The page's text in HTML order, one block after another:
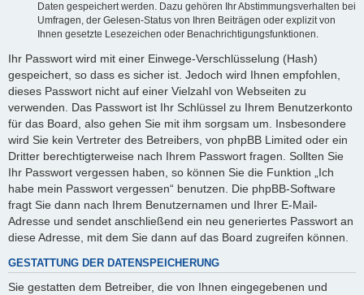
Daten gespeichert werden. Dazu gehören Ihr Abstimmungsverhalten bei
Umfragen, der Gelesen-Status von Ihren Beiträgen oder explizit von
Ihnen gesetzte Lesezeichen oder Benachrichtigungsfunktionen.
Ihr Passwort wird mit einer Einwege-Verschlüsselung (Hash)
gespeichert, so dass es sicher ist. Jedoch wird Ihnen empfohlen,
dieses Passwort nicht auf einer Vielzahl von Webseiten zu
verwenden. Das Passwort ist Ihr Schlüssel zu Ihrem Benutzerkonto
für das Board, also gehen Sie mit ihm sorgsam um. Insbesondere
wird Sie kein Vertreter des Betreibers, von phpBB Limited oder ein
Dritter berechtigterweise nach Ihrem Passwort fragen. Sollten Sie
Ihr Passwort vergessen haben, so können Sie die Funktion „Ich
habe mein Passwort vergessen“ benutzen. Die phpBB-Software
fragt Sie dann nach Ihrem Benutzernamen und Ihrer E-Mail-
Adresse und sendet anschließend ein neu generiertes Passwort an
diese Adresse, mit dem Sie dann auf das Board zugreifen können.
GESTATTUNG DER DATENSPEICHERUNG
Sie gestatten dem Betreiber, die von Ihnen eingegebenen und